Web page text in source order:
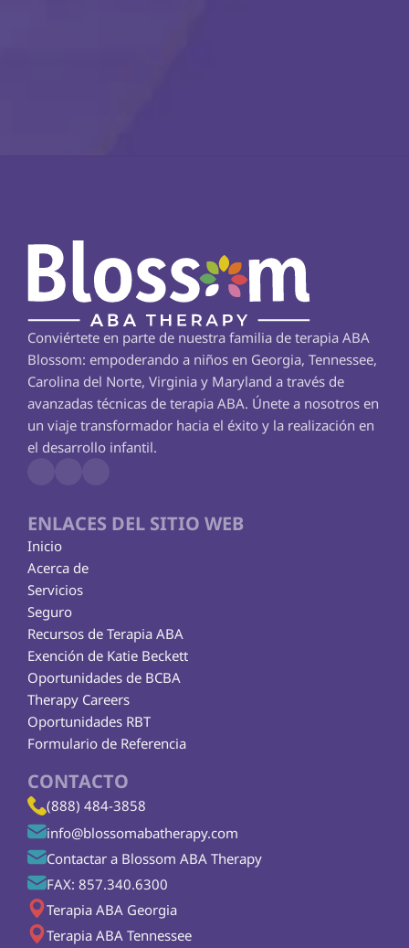
Conviértete en parte de nuestra familia de terapia ABA
Blossom: empoderando a niños en Georgia, Tennessee,
Carolina del Norte, Virginia y Maryland a través de
avanzadas técnicas de terapia ABA. Únete a nosotros en
un viaje transformador hacia el éxito y la realización en
el desarrollo infantil.
ENLACES DEL SITIO WEB
Inicio
Acerca de
Servicios
Seguro
Exención de Katie Beckett
Recursos de Terapia ABA
Therapy Careers
Oportunidades de BCBA
Oportunidades RBT
Formulario de Referencia
CONTACTO
(888) 484-3858
info@blossomabatherapy.com
Contactar a Blossom ABA Therapy
FAX: 857.340.6300
Terapia ABA Georgia
Terapia ABA Tennessee